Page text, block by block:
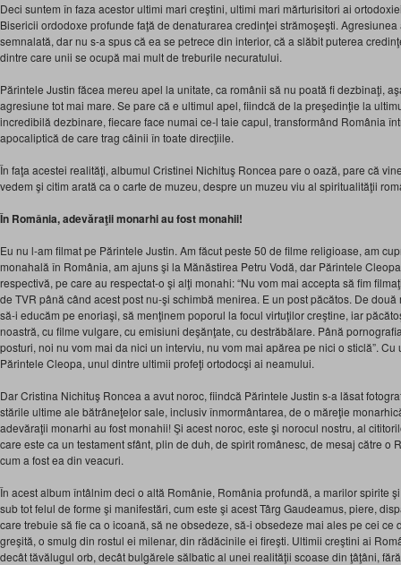
Deci suntem în faza acestor ultimi mari creştini, ultimi mari mărturisitori ai
Bisericii ordodoxe profunde faţă de denaturarea credinţei strămoşeşti.
semnalată, dar nu s-a spus că ea se petrece din interior, că a slăbit puterea
dintre care unii se ocupă mai mult de treburile necuratului.
Părintele Justin făcea mereu apel la unitate, ca românii să nu poată fi dezbinaţi,
agresiune tot mai mare. Se pare că e ultimul apel, fiindcă de la preşedinţie la
incredibilă dezbinare, fiecare face numai ce-l taie capul, transformând România
apocaliptică de care trag câinii în toate direcţiile.
În faţa acestei realităţi, albumul Cristinei Nichituş Roncea pare o oază, pare că
vedem şi citim arată ca o carte de muzeu, despre un muzeu viu al spiritualităţii
În România, adevăraţii monarhi au fost monahii!
Eu nu l-am filmat pe Părintele Justin. Am făcut peste 50 de filme religioase, am
monahală în România, am ajuns şi la Mănăstirea Petru Vodă, dar Părintele
respectivă, pe care au respectat-o şi alţi monahi: “Nu vom mai accepta să fim
de TVR până când acest post nu-şi schimbă menirea. E un post păcătos. De
să-i educăm pe enoriaşi, să menţinem poporul la focul virtuţilor creştine, iar
noastră, cu filme vulgare, cu emisiuni deşănţate, cu destrăbălare. Până
posturi, noi nu vom mai da nici un interviu, nu vom mai apărea pe nici o sticlă”. Cu
Părintele Cleopa, unul dintre ultimii profeţi ortodocşi ai neamului.
Dar Cristina Nichituş Roncea a avut noroc, fiindcă Părintele Justin s-a lăsat
stările ultime ale bătrâneţelor sale, inclusiv înmormântarea, de o măreţie
adevăraţii monarhi au fost monahii! Şi acest noroc, este şi norocul nostru, al
care este ca un testament sfânt, plin de duh, de spirit românesc, de mesaj către o
cum a fost ea din veacuri.
În acest album întâlnim deci o altă Românie, România profundă, a marilor spirite
sub tot felul de forme şi manifestări, cum este şi acest Târg Gaudeamus, piere,
care trebuie să fie ca o icoană, să ne obsedeze, să-i obsedeze mai ales pe cei ce
greşită, o smulg din rostul ei milenar, din rădăcinile ei fireşti. Ultimii creştini ai
decât tăvălugul orb, decât bulgărele sălbatic al unei realităţii scoase din ţâţâni,